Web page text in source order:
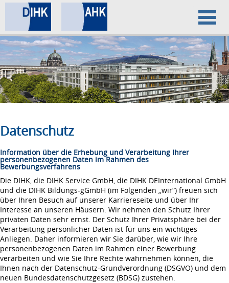
Home
Datenschutz
Impressum
Datenschutz
Information über die Erhebung und Verarbeitung Ihrer
personenbezogenen Daten im Rahmen des
Bewerbungsverfahrens
Die DIHK, die DIHK Service GmbH, die DIHK DEInternational GmbH
und die DIHK Bildungs-gGmbH (im Folgenden „wir“) freuen sich
über Ihren Besuch auf unserer Karriereseite und über Ihr
Interesse an unseren Häusern. Wir nehmen den Schutz Ihrer
privaten Daten sehr ernst. Der Schutz Ihrer Privatsphäre bei der
Verarbeitung persönlicher Daten ist für uns ein wichtiges
Anliegen. Daher informieren wir Sie darüber, wie wir Ihre
personenbezogenen Daten im Rahmen einer Bewerbung
verarbeiten und wie Sie Ihre Rechte wahrnehmen können, die
Ihnen nach der Datenschutz-Grundverordnung (DSGVO) und dem
neuen Bundesdatenschutzgesetz (BDSG) zustehen.